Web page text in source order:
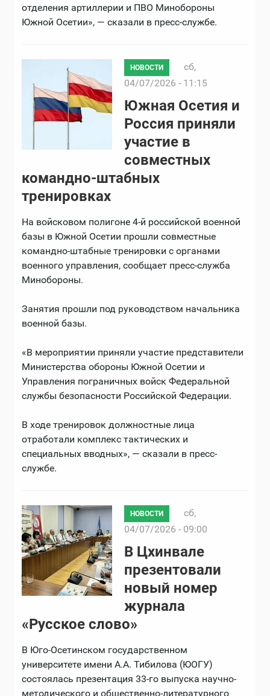
отделения артиллерии и ПВО Минобороны
Южной Осетии», — сказали в пресс-службе.
НОВОСТИ
сб,
04/07/2026 - 11:15
Южная Осетия и
Россия приняли
участие в
совместных
командно-штабных
тренировках
На войсковом полигоне 4-й российской военной
базы в Южной Осетии прошли совместные
командно-штабные тренировки с органами
военного управления, сообщает пресс-служба
Минобороны.
Занятия прошли под руководством начальника
военной базы.
«В мероприятии приняли участие представители
Министерства обороны Южной Осетии и
Управления пограничных войск Федеральной
службы безопасности Российской Федерации.
В ходе тренировок должностные лица
отработали комплекс тактических и
специальных вводных», — сказали в пресс-
службе.
НОВОСТИ
сб,
04/07/2026 - 09:00
В Цхинвале
презентовали
новый номер
журнала
«Русское слово»
В Юго-Осетинском государственном
университете имени А.А. Тибилова (ЮОГУ)
состоялась презентация 33-го выпуска научно-
методического и общественно-литературного